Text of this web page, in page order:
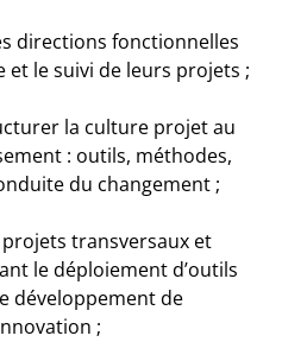
directions fonctionnelles
et le suivi de leurs projets ;
la culture projet au
: outils, méthodes,
du changement ;
transversaux et
le déploiement d’outils
développement de
;